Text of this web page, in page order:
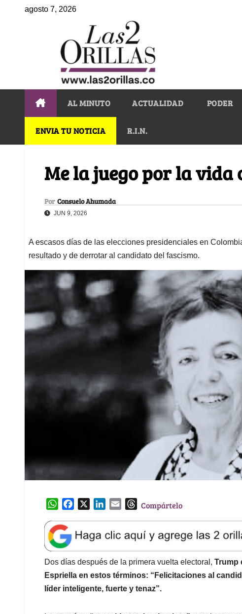
agosto 7, 2026
AL MINUTO ACTUALIDAD PODER
ENVIA TU NOTICIA R.I.N.
Me la juego por la vida
Por Consuelo Ahumada
JUN 9, 2026
A escasos días de las elecciones presidenciales en
resultado y de derrotar al candidato del fascismo.
W
a
t
s
A
p
p
e
b
o
o
k
k
e
d
I
n
l
T
e
a
d
s
Compártelo
Dos días después de la primera vuelta electoral, Trump
Espriella en estos términos: “Felicitaciones al
líder inteligente, fuerte y tenaz”.